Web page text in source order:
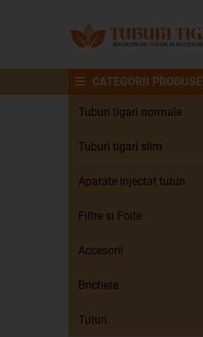
CATEGORII PRODUSE
Tuburi tigari normale
Tuburi tigari slim
Aparate injectat tutun
Filtre si Foite
Accesorii
Brichete
Tutun